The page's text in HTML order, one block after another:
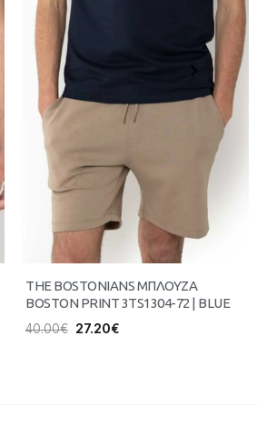
THE BOSTONIANS ΜΠΛΟΥΖΑ
BOSTON PRINT 3TS1304-72 | BLUE
40.00€ 27.20€